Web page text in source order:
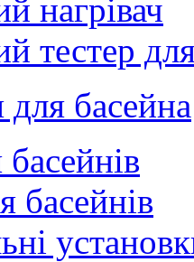
нагрівач
тестер
басейна
басейнів